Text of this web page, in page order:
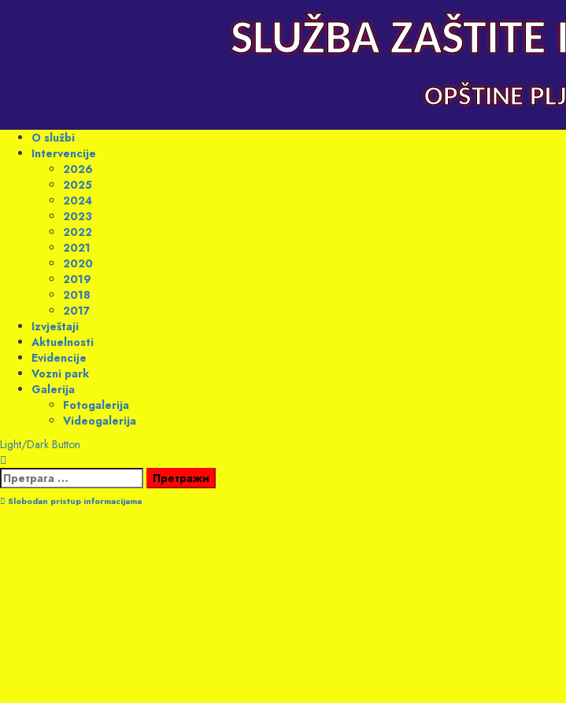
SLUŽBA ZAŠTITE
OPŠTINE
Primary
Menu
O službi
Intervencije
2026
2025
2024
2023
2022
2021
2020
2019
2018
2017
Izvještaji
Aktuelnosti
Evidencije
Vozni park
Galerija
Fotogalerija
Videogalerija
Light/Dark Button
Претрага
за:
Slobodan pristup informacijama